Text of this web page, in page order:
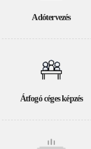
Adótervezés
Átfogó céges képzés